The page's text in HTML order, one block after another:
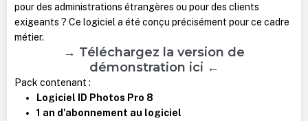
pour des administrations étrangères ou pour des clients
exigeants ? Ce logiciel a été conçu précisément pour ce cadre
métier.
→ Téléchargez la version de
démonstration ici ←
Pack contenant :
Logiciel ID Photos Pro 8
1 an d'abonnement au logiciel